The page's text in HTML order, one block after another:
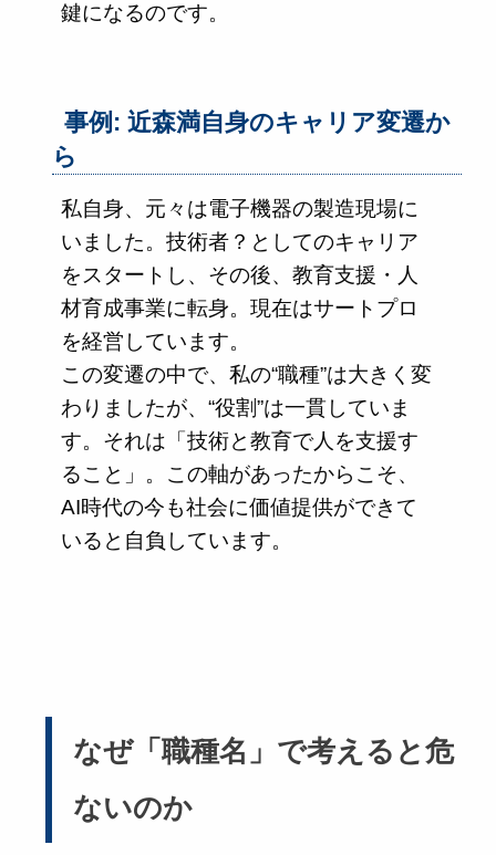
鍵になるのです。
事例: 近森満自身のキャリア変遷か
ら
私自身、元々は電子機器の製造現場に
いました。技術者？としてのキャリア
をスタートし、その後、教育支援・人
材育成事業に転身。現在はサートプロ
を経営しています。
この変遷の中で、私の“職種”は大きく変
わりましたが、“役割”は一貫していま
す。それは「技術と教育で人を支援す
ること」。この軸があったからこそ、
AI時代の今も社会に価値提供ができて
いると自負しています。
なぜ「職種名」で考えると危
ないのか